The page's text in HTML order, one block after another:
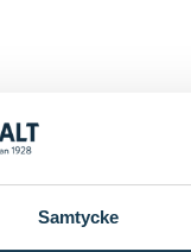
Samtycke